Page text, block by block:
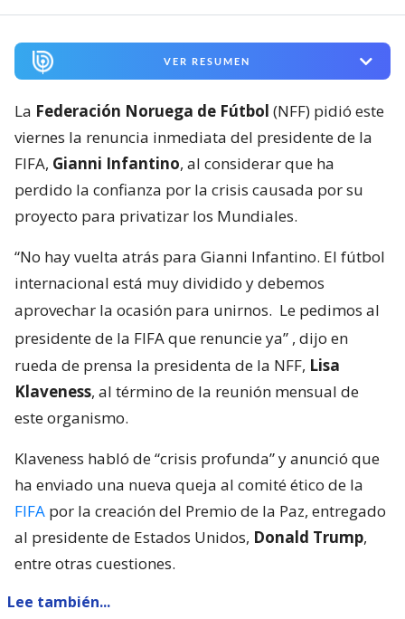
VER RESUMEN
La Federación Noruega de Fútbol (NFF) pidió este
viernes la renuncia inmediata del presidente de la
FIFA, Gianni Infantino, al considerar que ha
perdido la confianza por la crisis causada por su
proyecto para privatizar los Mundiales.
“No hay vuelta atrás para Gianni Infantino. El fútbol
internacional está muy dividido y debemos
aprovechar la ocasión para unirnos. Le pedimos al
presidente de la FIFA que renuncie ya” , dijo en
rueda de prensa la presidenta de la NFF, Lisa
Klaveness, al término de la reunión mensual de
este organismo.
Klaveness habló de “crisis profunda” y anunció que
ha enviado una nueva queja al comité ético de la
FIFA por la creación del Premio de la Paz, entregado
al presidente de Estados Unidos, Donald Trump,
entre otras cuestiones.
Lee también...